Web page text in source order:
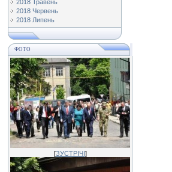
2018 Травень
2018 Червень
2018 Липень
ФОТО
[ЗУСТРІЧІ]